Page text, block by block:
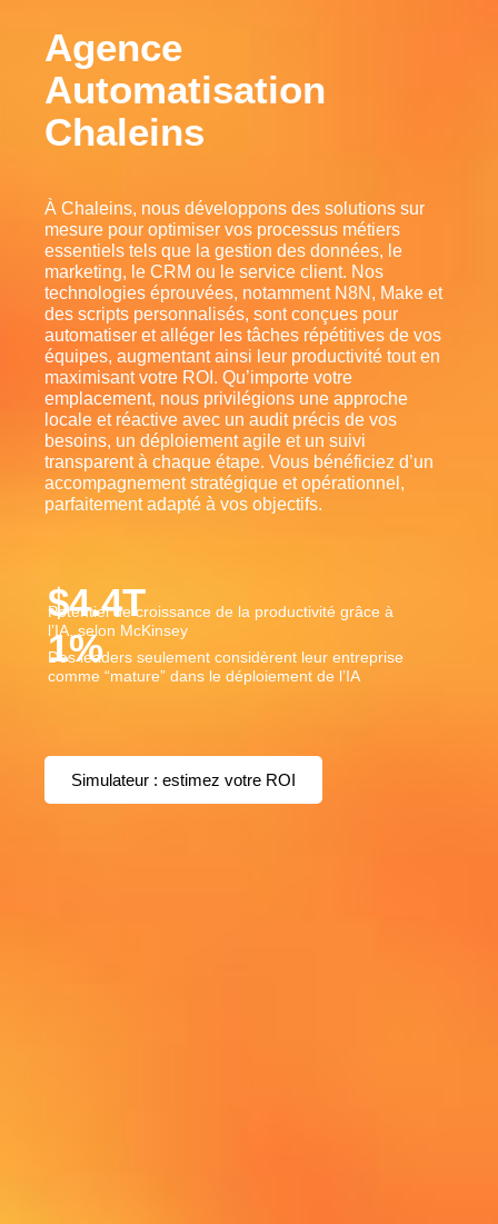
Agence
Automatisation
Chaleins
À Chaleins, nous développons des solutions sur
mesure pour optimiser vos processus métiers
essentiels tels que la gestion des données, le
marketing, le CRM ou le service client. Nos
technologies éprouvées, notamment N8N, Make et
des scripts personnalisés, sont conçues pour
automatiser et alléger les tâches répétitives de vos
équipes, augmentant ainsi leur productivité tout en
maximisant votre ROI. Qu’importe votre
emplacement, nous privilégions une approche
locale et réactive avec un audit précis de vos
besoins, un déploiement agile et un suivi
transparent à chaque étape. Vous bénéficiez d’un
accompagnement stratégique et opérationnel,
parfaitement adapté à vos objectifs.
Potentiel de croissance de la productivité grâce à
l’IA, selon McKinsey
$4.4T
Des leaders seulement considèrent leur entreprise
comme “mature” dans le déploiement de l’IA
1%
Simulateur : estimez votre ROI